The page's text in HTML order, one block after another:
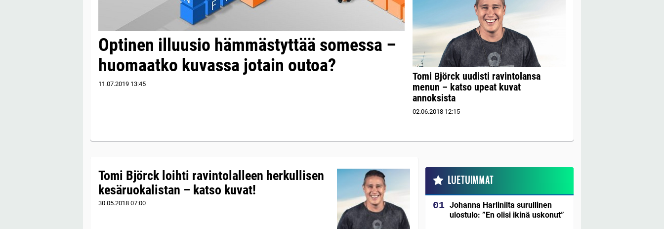
Optinen illuusio hämmästyttää somessa –
huomaatko kuvassa jotain outoa?
11.07.2019 13:45
Tomi Björck uudisti ravintolansa
menun – katso upeat kuvat
annoksista
02.06.2018 12:15
Tomi Björck loihti ravintolalleen herkullisen
kesäruokalistan – katso kuvat!
30.05.2018 07:00
LUETUIMMAT
Johanna Harlinilta surullinen
ulostulo: ”En olisi ikinä uskonut”